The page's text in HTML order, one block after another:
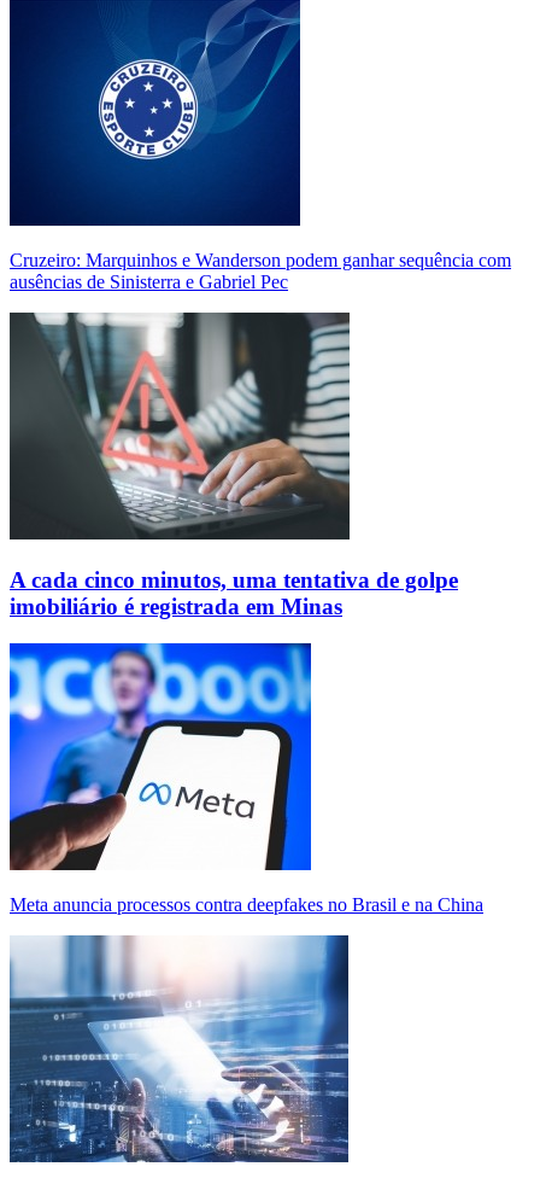
Cruzeiro: Marquinhos e Wanderson podem ganhar sequência com
ausências de Sinisterra e Gabriel Pec
A cada cinco minutos, uma tentativa de golpe
imobiliário é registrada em Minas
Meta anuncia processos contra deepfakes no Brasil e na China